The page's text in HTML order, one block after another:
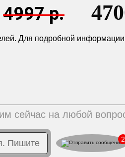
4997р.
Для подробной
сейчас на любой
2